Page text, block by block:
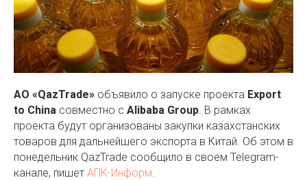
АО «QazTrade» объявило о запуске проекта Export
to China совместно с Alibaba Group . В рамках
проекта будут организованы закупки казахстанских
товаров для дальнейшего экспорта в Китай. Об этом в
понедельник QazTrade сообщило в своем Telegram-
канале, пишет АПК-Информ